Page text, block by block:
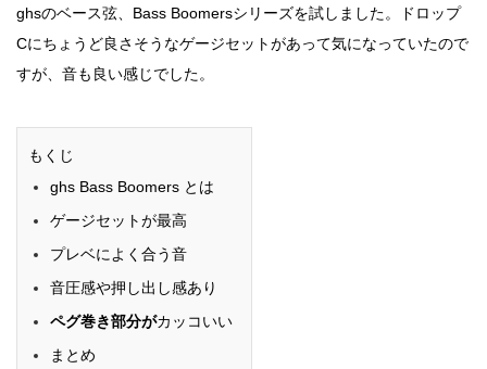
ghsのベース弦、Bass Boomersシリーズを試しました。ドロップ
Cにちょうど良さそうなゲージセットがあって気になっていたので
すが、音も良い感じでした。
もくじ
ghs Bass Boomers とは
ゲージセットが最高
プレベによく合う音
音圧感や押し出し感あり
ペグ巻き部分がカッコいい
まとめ